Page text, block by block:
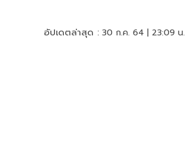
อัปเดตล่าสุด : 30 ก.ค. 64 | 23:09 น.